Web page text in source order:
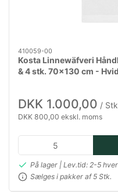
410059-00
Kosta Linnewäfveri
& 4 stk. 70x130 cm - Hvid
DKK 1.000,00 /
DKK 800,00 ekskl. moms
På lager | Lev.tid: 2-5
Sælges i pakker af 5 Stk.